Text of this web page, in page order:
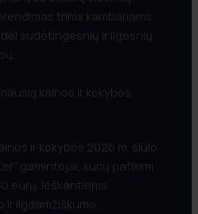
trims kambariams
sudėtingesnių ir ilgesnių
kainos ir kokybės
ir kokybės 2026 m. siūlo
gamintojai, kurių patikimi
eurų. Ieškantiems
ir ilgaamžiškumo,